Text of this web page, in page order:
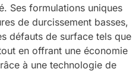
Ses formulations uniques
de durcissement basses,
défauts de surface tels que
en offrant une économie
à une technologie de